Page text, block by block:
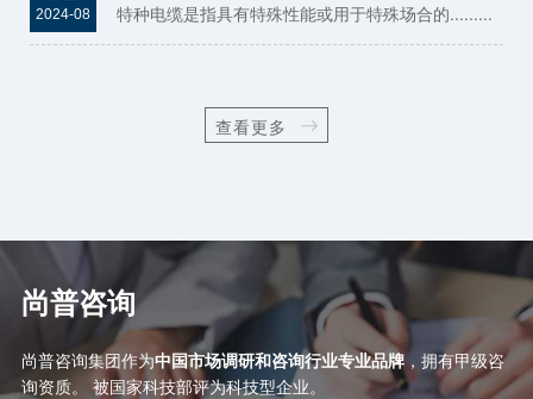
2024-08 特种电缆是指具有特殊性能或用于特殊场合的.........
查看更多
尚普咨询
尚普咨询集团作为中国市场调研和咨询行业专业品牌，拥有甲级咨
询资质。 被国家科技部评为科技型企业。